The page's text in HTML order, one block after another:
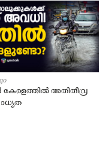
അതിതീവ്ര